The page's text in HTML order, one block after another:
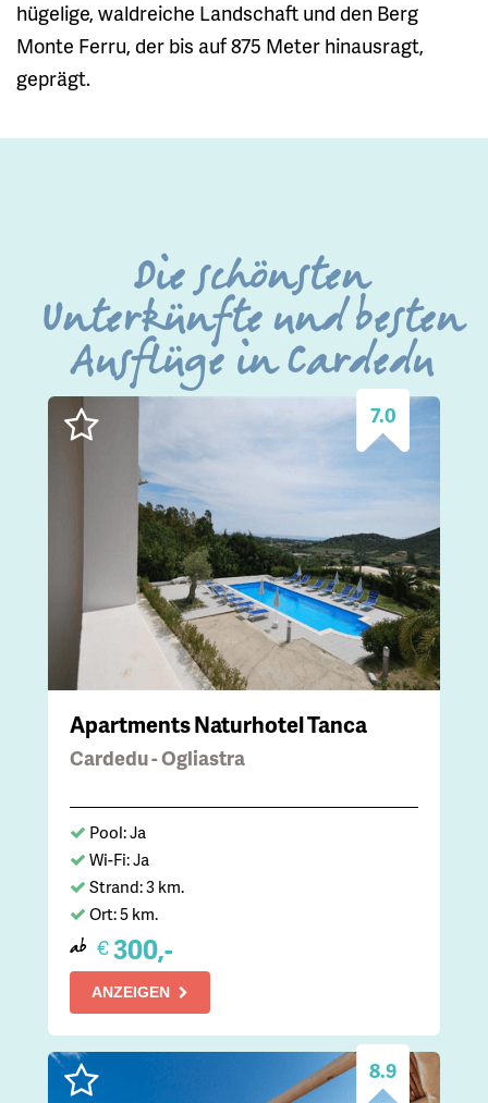
hügelige, waldreiche Landschaft und den Berg
Monte Ferru, der bis auf 875 Meter hinausragt,
geprägt.
Die schönsten
Unterkünfte und besten
Ausflüge in Cardedu
7.0
Apartments Naturhotel Tanca
Cardedu - Ogliastra
Pool: Ja
Wi-Fi: Ja
Strand: 3 km.
Ort: 5 km.
ab €300,-
ANZEIGEN
8.9